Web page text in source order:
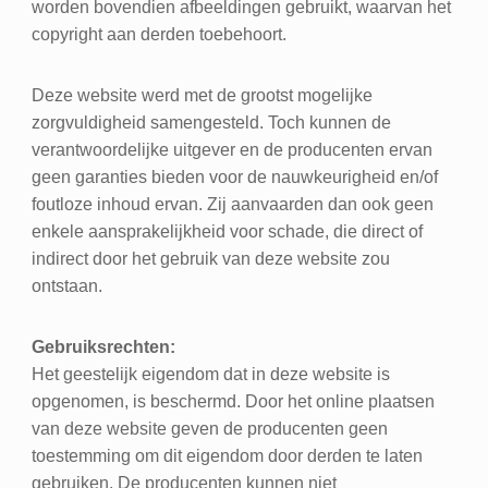
worden bovendien afbeeldingen gebruikt, waarvan het
copyright aan derden toebehoort.
Deze website werd met de grootst mogelijke
zorgvuldigheid samengesteld. Toch kunnen de
verantwoordelijke uitgever en de producenten ervan
geen garanties bieden voor de nauwkeurigheid en/of
foutloze inhoud ervan. Zij aanvaarden dan ook geen
enkele aansprakelijkheid voor schade, die direct of
indirect door het gebruik van deze website zou
ontstaan.
Gebruiksrechten:
Het geestelijk eigendom dat in deze website is
opgenomen, is beschermd. Door het online plaatsen
van deze website geven de producenten geen
toestemming om dit eigendom door derden te laten
gebruiken. De producenten kunnen niet